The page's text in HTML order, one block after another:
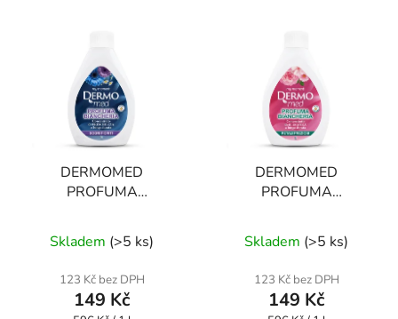
DERMOMED
PROFUMA
FIORITI 250 ml parfém
na prádlo
Skladem (>5 ks)
123 Kč bez DPH
149 Kč
DERMOMED
PROFUMA
PREZIOSI 250 ml
parfém na prádlo
Skladem (>5 ks)
123 Kč bez DPH
149 Kč